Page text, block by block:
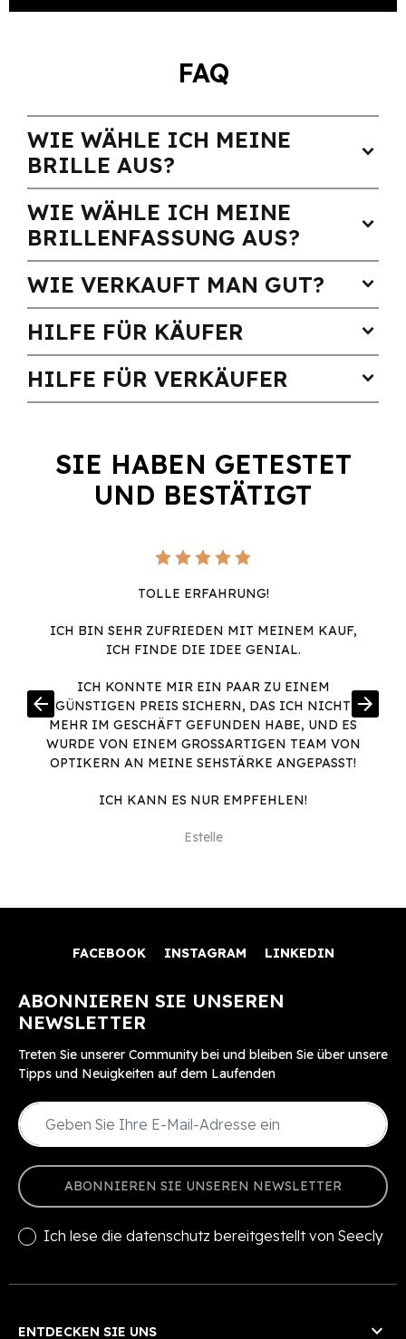
FAQ
WIE WÄHLE ICH MEINE
BRILLE AUS?
expand_more
WIE WÄHLE ICH MEINE
BRILLENFASSUNG AUS?
expand_more
WIE VERKAUFT MAN GUT? expand_more
HILFE FÜR KÄUFER expand_more
HILFE FÜR VERKÄUFER expand_more
SIE HABEN GETESTET
UND BESTÄTIGT
TOLLE ERFAHRUNG!
ICH BIN SEHR ZUFRIEDEN MIT MEINEM KAUF,
ICH FINDE DIE IDEE GENIAL.
ICH KONNTE MIR EIN PAAR ZU EINEM
GÜNSTIGEN PREIS SICHERN, DAS ICH NICHT
MEHR IM GESCHÄFT GEFUNDEN HABE, UND ES
WURDE VON EINEM GROSSARTIGEN TEAM VON O
PTIKERN AN MEINE SEHSTÄRKE ANGEPASST!
ICH KANN ES NUR EMPFEHLEN!
Estelle
arrow_back arrow_forward
FACEBOOK INSTAGRAM LINKEDIN
ABONNIEREN SIE UNSEREN
NEWSLETTER
Treten Sie unserer Community bei und bleiben Sie über unsere
Tipps und Neuigkeiten auf dem Laufenden
ABONNIEREN SIE UNSEREN NEWSLETTER
Ich lese die datenschutz bereitgestellt von Seecly
ENTDECKEN SIE UNS 